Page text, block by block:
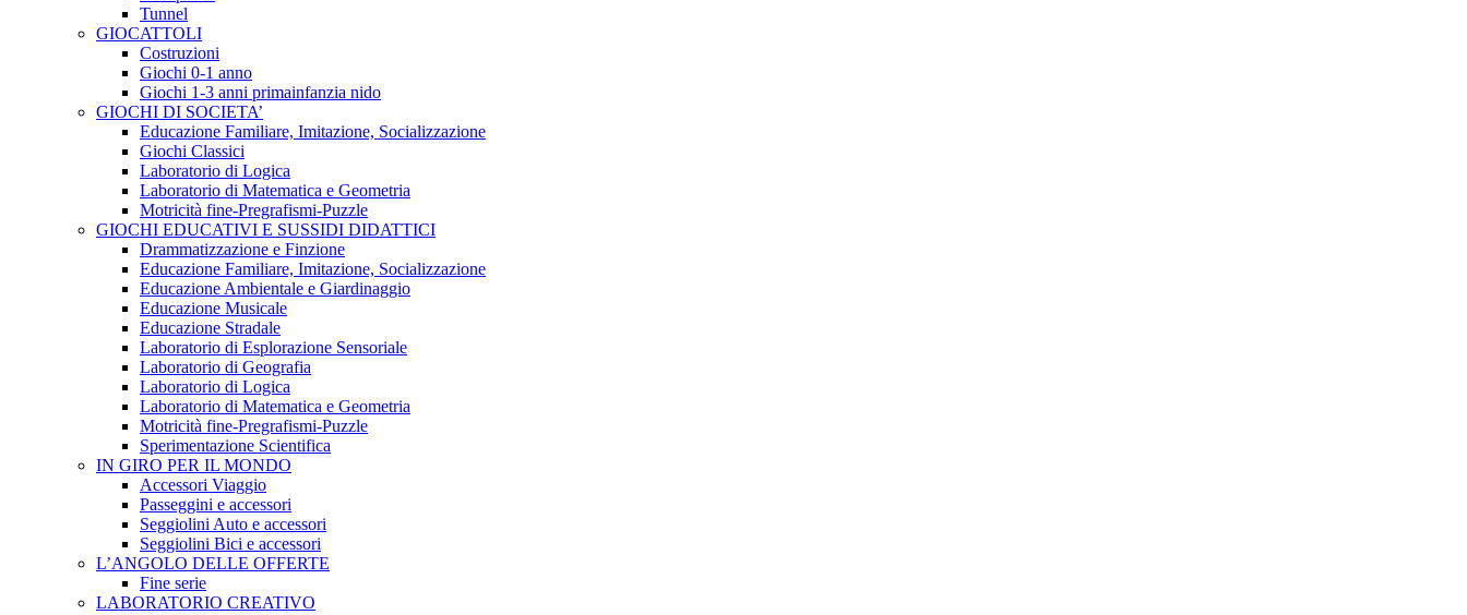
Tunnel
GIOCATTOLI
Costruzioni
Giochi 0-1 anno
Giochi 1-3 anni primainfanzia nido
GIOCHI DI SOCIETA’
Educazione Familiare, Imitazione, Socializzazione
Giochi Classici
Laboratorio di Logica
Laboratorio di Matematica e Geometria
Motricità fine-Pregrafismi-Puzzle
GIOCHI EDUCATIVI E SUSSIDI DIDATTICI
Drammatizzazione e Finzione
Educazione Familiare, Imitazione, Socializzazione
Educazione Ambientale e Giardinaggio
Educazione Musicale
Educazione Stradale
Laboratorio di Esplorazione Sensoriale
Laboratorio di Geografia
Laboratorio di Logica
Laboratorio di Matematica e Geometria
Motricità fine-Pregrafismi-Puzzle
Sperimentazione Scientifica
IN GIRO PER IL MONDO
Accessori Viaggio
Passeggini e accessori
Seggiolini Auto e accessori
Seggiolini Bici e accessori
L’ANGOLO DELLE OFFERTE
Fine serie
LABORATORIO CREATIVO